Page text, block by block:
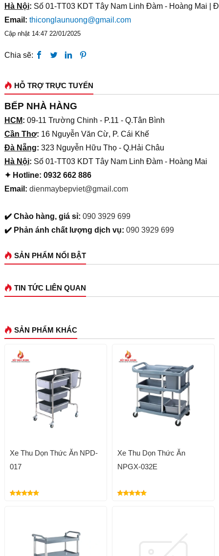
Hà Nội: Số 01-TT03 KDT Tây Nam Linh Đàm - Hoàng Mai |
Email: thiconglaunuong@gmail.com
Cập nhật 14:47 22/01/2025
Chia sẽ:
HỖ TRỢ TRỰC TUYẾN
BẾP NHÀ HÀNG
HCM: 09-11 Trường Chinh - P.11 - Q.Tân Bình
Cần Thơ: 16 Nguyễn Văn Cừ, P. Cái Khế
Đà Nẵng: 323 Nguyễn Hữu Thọ - Q.Hải Châu
Hà Nội: Số 01-TT03 KDT Tây Nam Linh Đàm - Hoàng Mai
✦ Hotline: 0932 662 886
Email: dienmaybepviet@gmail.com
✔️ Chào hàng, giá sỉ: 090 3929 699
✔️ Phản ánh chất lượng dịch vụ: 090 3929 699
SẢN PHẨM NỔI BẬT
TIN TỨC LIÊN QUAN
SẢN PHẨM KHÁC
Xe Thu Dọn Thức Ăn NPD-
017
Xe Thu Dọn Thức Ăn
NPGX-032E